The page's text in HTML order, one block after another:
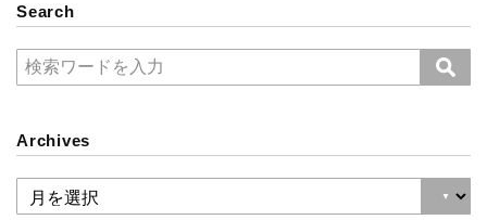
Search
Archives